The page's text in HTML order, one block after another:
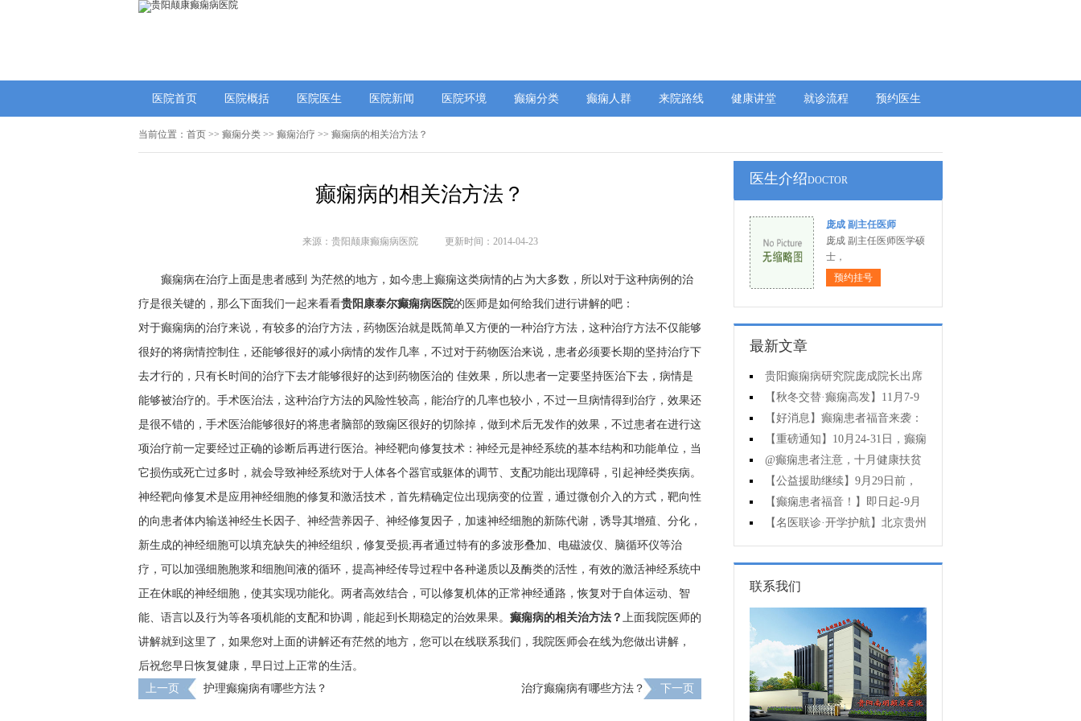
医院首页 医院概括 医院医生 医院新闻 医院环境 癫痫分类 癫痫人群 来院路线 健康讲堂 就诊流程 预约医生
当前位置： 首页 >> 癫痫分类 >> 癫痫治疗 >> 癫痫病的相关治方法？
癫痫病的相关治方法？
来源：贵阳颠康癫痫病医院 更新时间：2014-04-23
癫痫病在治疗上面是患者感到 为茫然的地方，如今患上癫痫这类病情的占为大多数，所以对于这种病例的治
疗是很关键的，那么下面我们一起来看看贵阳康泰尔癫痫病医院的医师是如何给我们进行讲解的吧：
对于癫痫病的治疗来说，有较多的治疗方法，药物医治就是既简单又方便的一种治疗方法，这种治疗方法不仅能够
很好的将病情控制住，还能够很好的减小病情的发作几率，不过对于药物医治来说，患者必须要长期的坚持治疗下
去才行的，只有长时间的治疗下去才能够很好的达到药物医治的 佳效果，所以患者一定要坚持医治下去，病情是
能够被治疗的。手术医治法，这种治疗方法的风险性较高，能治疗的几率也较小，不过一旦病情得到治疗，效果还
是很不错的，手术医治能够很好的将患者脑部的致痫区很好的切除掉，做到术后无发作的效果，不过患者在进行这
项治疗前一定要经过正确的诊断后再进行医治。神经靶向修复技术：神经元是神经系统的基本结构和功能单位，当
它损伤或死亡过多时，就会导致神经系统对于人体各个器官或躯体的调节、支配功能出现障碍，引起神经类疾病。
神经靶向修复术是应用神经细胞的修复和激活技术，首先精确定位出现病变的位置，通过微创介入的方式，靶向性
的向患者体内输送神经生长因子、神经营养因子、神经修复因子，加速神经细胞的新陈代谢，诱导其增殖、分化，
新生成的神经细胞可以填充缺失的神经组织，修复受损;再者通过特有的多波形叠加、电磁波仪、脑循环仪等治
疗，可以加强细胞胞浆和细胞间液的循环，提高神经传导过程中各种递质以及酶类的活性，有效的激活神经系统中
正在休眠的神经细胞，使其实现功能化。两者高效结合，可以修复机体的正常神经通路，恢复对于自体运动、智
能、语言以及行为等各项机能的支配和协调，能起到长期稳定的治效果果。 癫痫病的相关治方法？ 上面我院医师的
讲解就到这里了，如果您对上面的讲解还有茫然的地方，您可以在线联系我们，我院医师会在线为您做出讲解，
后祝您早日恢复健康，早日过上正常的生活。
上一页
护理癫痫病有哪些方法？ 治疗癫痫病有哪些方法？ 下一页
医生介绍DOCTOR
庞成 副主任医师
庞成 副主任医师医学硕
士，
预约挂号
最新文章
贵阳癫痫病研究院庞成院长出席
第十一届CAAE国际癫痫论坛暨协会
成立20周年庆典
【秋冬交替·癫痫高发】11月7-9
日，超难约的北京三甲名医，携手
贵州专家团共抗癫痫，速约！
【好消息】癫痫患者福音来袭：
万元救助+半价专项检查+京黔专家
免费亲诊，符合条件者速申请！
【重磅通知】10月24-31日，癫痫
病专项检查全额救助+京黔名医免费
亲诊+高达万元补贴，名额有限，速
@癫痫患者注意，十月健康扶贫
救助计划开启，专家免费亲诊+高达
万元治疗救助，速抢名额！
【公益援助继续】9月29日前，
癫痫名医免费亲诊+检查治疗大额援
助持续发放，速约！
【癫痫患者福音！】即日起-9月
15日，专项检查免费+北京三甲知名
专家空降贵阳亲诊，勿错过！
【名医联诊·开学护航】北京贵州
三甲癫痫名医公益亲诊+检查治疗大
额援助，速约！
联系我们